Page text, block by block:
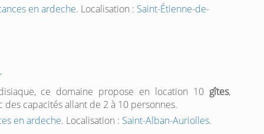
en ardeche. Localisation : Saint-Étienne-de-
ce domaine propose en location 10 gîtes,
capacités allant de 2 à 10 personnes.
en ardeche. Localisation : Saint-Alban-Auriolles.